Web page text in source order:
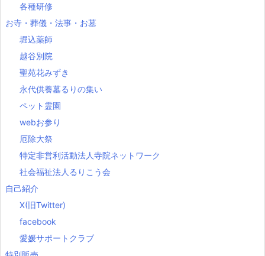
各種研修
お寺・葬儀・法事・お墓
堀込薬師
越谷別院
聖苑花みずき
永代供養墓るりの集い
ペット霊園
webお参り
厄除大祭
特定非営利活動法人寺院ネットワーク
社会福祉法人るりこう会
自己紹介
X(旧Twitter)
facebook
愛媛サポートクラブ